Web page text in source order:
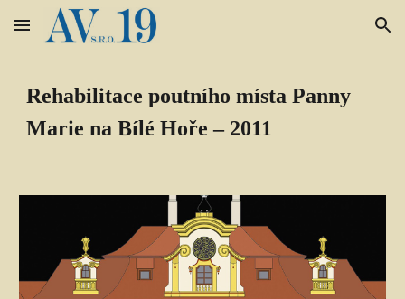
Skip to main content Skip to navigation
Rehabilitace poutního místa Panny
Marie na Bílé Hoře – 2011